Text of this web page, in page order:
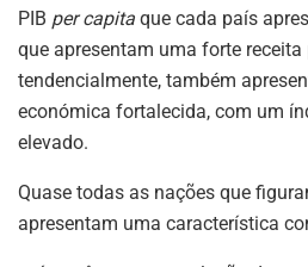
PIB per capita que cada país
que apresentam uma forte receita
tendencialmente, também
económica fortalecida, com um
elevado.
Quase todas as nações que
apresentam uma característica